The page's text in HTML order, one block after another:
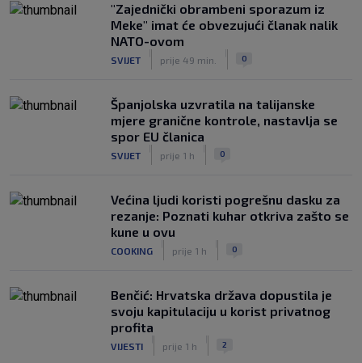
"Zajednički obrambeni sporazum iz
Meke" imat će obvezujući članak nalik
NATO-ovom
SVIJET prije 49 min. 0
Španjolska uzvratila na talijanske
mjere granične kontrole, nastavlja se
spor EU članica
SVIJET prije 1 h 0
Većina ljudi koristi pogrešnu dasku za
rezanje: Poznati kuhar otkriva zašto se
kune u ovu
COOKING prije 1 h 0
Benčić: Hrvatska država dopustila je
svoju kapitulaciju u korist privatnog
profita
VIJESTI prije 1 h 2